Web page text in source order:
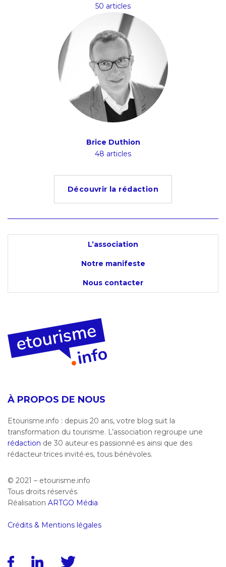
50 articles
Brice Duthion
48 articles
Découvrir la rédaction
L’association
Notre manifeste
Nous contacter
À PROPOS DE NOUS
Etourisme.info : depuis 20 ans, votre blog suit la
transformation du tourisme. L’association regroupe une
rédaction de 30 auteur·es passionné·es ainsi que des
rédacteur·trices invité·es, tous bénévoles.
© 2021 – etourisme.info
Tous droits réservés
Réalisation ARTGO Média
Crédits & Mentions légales